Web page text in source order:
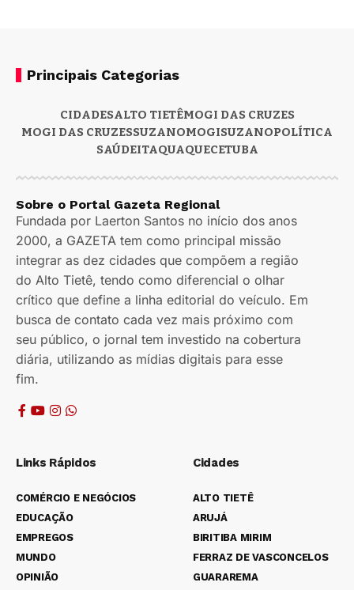
Principais Categorias
CIDADESALTO TIETÊMOGI DAS CRUZES
MOGI DAS CRUZESSUZANOMOGISUZANOPOLÍTICA
SAÚDEITAQUAQUECETUBA
Sobre o Portal Gazeta Regional
Fundada por Laerton Santos no início dos anos
2000, a GAZETA tem como principal missão
integrar as dez cidades que compõem a região
do Alto Tietê, tendo como diferencial o olhar
crítico que define a linha editorial do veículo. Em
busca de contato cada vez mais próximo com
seu público, o jornal tem investido na cobertura
diária, utilizando as mídias digitais para esse
fim.
Links Rápidos
COMÉRCIO E NEGÓCIOS
EDUCAÇÃO
EMPREGOS
MUNDO
OPINIÃO
Cidades
ALTO TIETÊ
ARUJÁ
BIRITIBA MIRIM
FERRAZ DE VASCONCELOS
GUARAREMA